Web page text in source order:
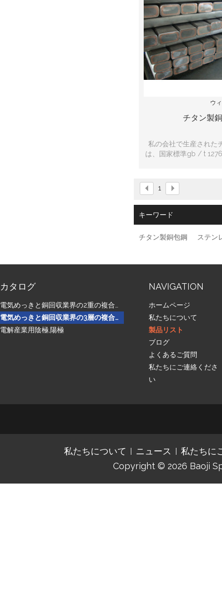
ウ
チタン製
私の会社で生産された
は、国家標準gb / t
1
キーワード
チタン製銅包鋼 ステン
カタログ
電気めっきと銅回収業界の3層の複合金属
電解産業用陰極,陽極
NAVIGATION
ホームページ
私たちについて
製品リスト
ブログ
よくあるご質問
私たちにご連絡くださ
い
私たちについて ニュース
私たちに
Copyright © 2026 Baoji